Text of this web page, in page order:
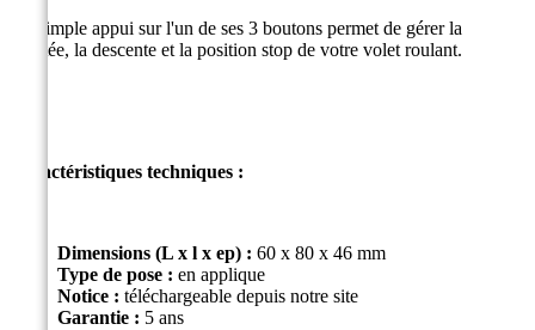
Un simple appui sur l'un de ses 3 boutons permet de gérer la
montée, la descente et la position stop de votre volet roulant.
Caractéristiques techniques :
Dimensions (L x l x ep) : 60 x 80 x 46 mm
Type de pose : en applique
Notice : téléchargeable depuis notre site
Garantie : 5 ans